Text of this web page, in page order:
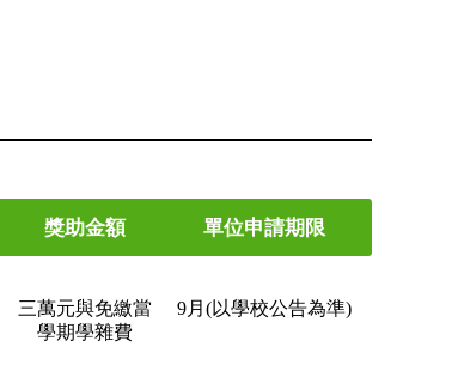
獎助金額 單位申請期限
三萬元與免繳當
學期學雜費
9月(以學校公告為準)